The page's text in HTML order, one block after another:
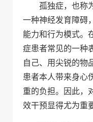
孤独症，也称
一种神经发育障碍
能力和行为模式。
症患者常见的一种
自己、用尖锐的物
患者本人带来身心
重的负担。因此，
效干预显得尤为重